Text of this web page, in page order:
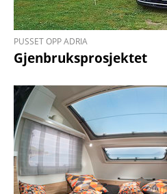
PUSSET OPP ADRIA
Gjenbruksprosjektet